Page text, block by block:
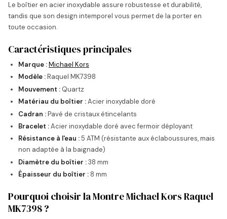
Le boîtier en acier inoxydable assure robustesse et durabilité,
tandis que son design intemporel vous permet de la porter en
toute occasion.
Caractéristiques principales
Marque :Michael Kors
Modèle :Raquel MK7398
Mouvement : Quartz
Matériau du boîtier :Acier inoxydable doré
Cadran :Pavé de cristaux étincelants
Bracelet :Acier inoxydable doré avec fermoir déployant
Résistance à l'eau :5 ATM (résistante aux éclaboussures, mais
non adaptée à la baignade)
Diamètre du boîtier :38 mm
Épaisseur du boîtier : 8 mm
Pourquoi choisir la Montre Michael Kors Raquel
MK7398 ?